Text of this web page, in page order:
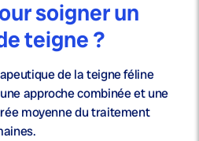
soigner un
teigne ?
de la teigne féline
approche combinée et une
moyenne du traitement